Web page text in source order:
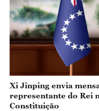
Xi Jinping envia
representante do Rei
Constituição